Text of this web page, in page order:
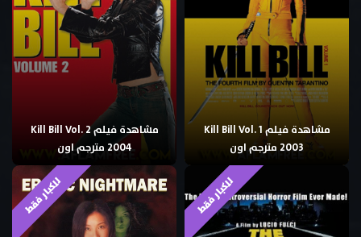
مشاهدة فيلم Kill Bill Vol. 1
2003 مترجم اون
مشاهدة فيلم Kill Bill Vol. 2
2004 مترجم اون
للكبار فقط للكبار فقط